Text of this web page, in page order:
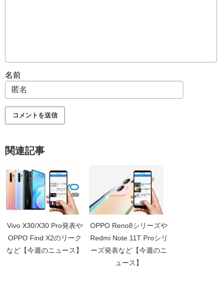
名前
関連記事
Vivo X30/X30 Pro発表や
OPPO Find X2のリーク
など【今週のニュース】
OPPO Reno8シリーズや
Redmi Note 11T Proシリ
ーズ発表など【今週のニ
ュース】